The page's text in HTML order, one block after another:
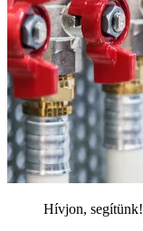
Hívjon, segítünk!